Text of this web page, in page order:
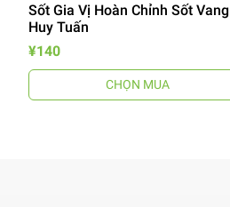
Sốt Gia Vị Hoàn Chỉnh Sốt Vang
Huy Tuấn
¥140
CHỌN MUA